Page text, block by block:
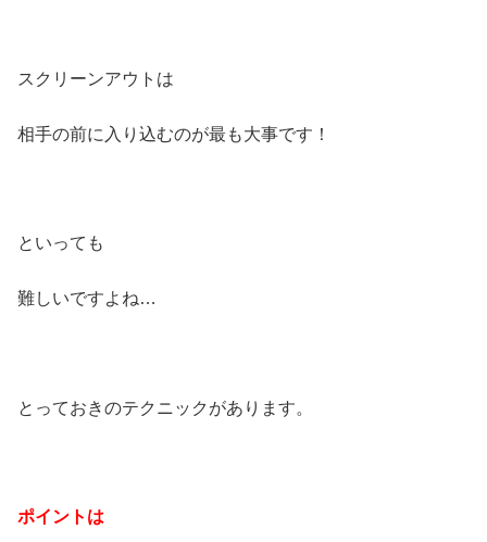
スクリーンアウトは
相手の前に入り込むのが最も大事です！
といっても
難しいですよね…
とっておきのテクニックがあります。
ポイントは